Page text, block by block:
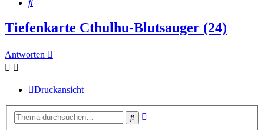
Suche
Tiefenkarte Cthulhu-Blutsauger (24)
Antworten
Druckansicht
Suche